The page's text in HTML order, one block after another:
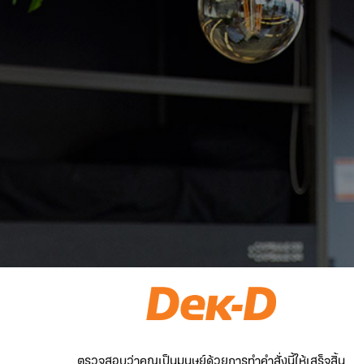
ตรวจสอบว่าคุณเป็นมนุษย์ด้วยการทำคำสั่งนี้ให้เสร็จสิ้น